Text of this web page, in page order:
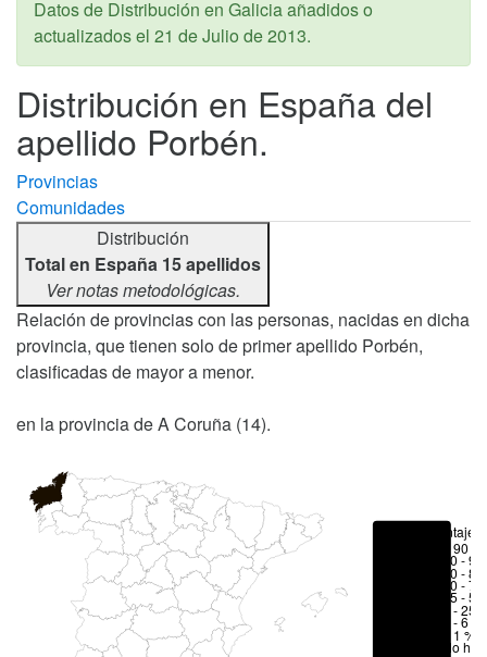
Datos de Distribución en Galicia añadidos o
actualizados el 21 de Julio de 2013.
Distribución en España del
apellido Porbén.
Provincias
Comunidades
Distribución
Total en España 15 apellidos
Ver notas metodológicas.
Relación de provincias con las personas, nacidas en dicha
provincia, que tienen solo de primer apellido Porbén,
clasificadas de mayor a menor.
en la provincia de A Coruña (14).
Porcentajes
> 90 %
80 -
70 -
50 -
25 -
6 - 25
1 - 6 %
< 1 %
No hay